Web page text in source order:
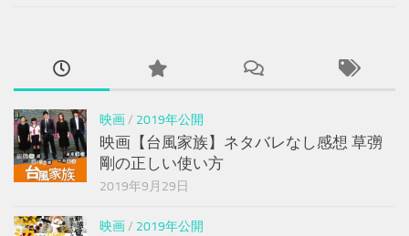
映画/ 2019年公開
映画【台風家族】ネタバレなし感想 草彅
剛の正しい使い方
2019年9月29日
映画/ 2019年公開